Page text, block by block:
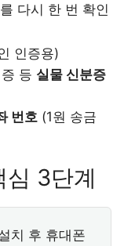
다시 한 번 확인
인증용)
등 실물 신분증
번호 (1원 송금
심 3단계
치 후 휴대폰